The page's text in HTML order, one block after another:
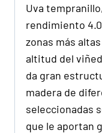
Uva
rendimiento
zonas más
altitud del
da gran
madera de
seleccionadas
que le aportan